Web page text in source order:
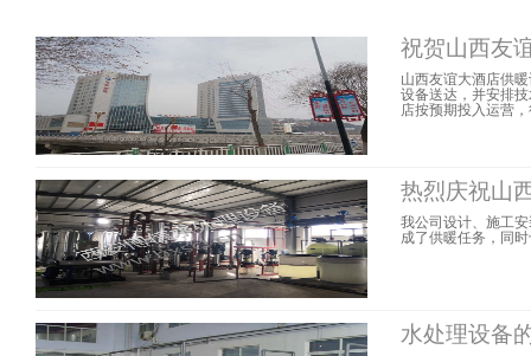
祝贺山西友
山西友谊大酒店供
设备送达，并安排
店按预期投入运营
热烈庆祝山
我公司设计、施工
成了供暖任务，同
水处理设备